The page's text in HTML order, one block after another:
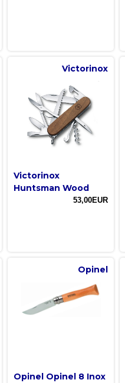
Victorinox
Victorinox
Huntsman Wood
53,00EUR
Opinel
Opinel Opinel 8 Inox